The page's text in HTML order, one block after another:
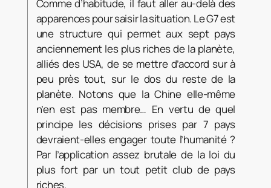
Comme d’habitude, il faut aller au-delà des
apparences pour saisir la situation. Le G7 est
une structure qui permet aux sept pays
anciennement les plus riches de la planète,
alliés des USA, de se mettre d’accord sur à
peu près tout, sur le dos du reste de la
planète. Notons que la Chine elle-même
n’en est pas membre… En vertu de quel
principe les décisions prises par 7 pays
devraient-elles engager toute l’humanité ?
Par l’application assez brutale de la loi du
plus fort par un tout petit club de pays
riches.